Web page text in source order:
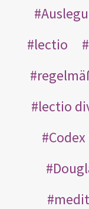
lectio
lectio